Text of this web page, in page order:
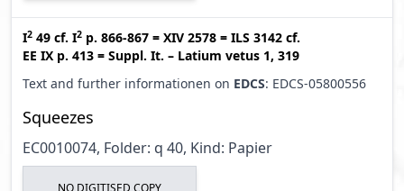
I2 49 cf. I2 p. 866-867 = XIV 2578 = ILS 3142 cf.
EE IX p. 413 = Suppl. It. – Latium vetus 1, 319
Text and further informationen on EDCS: EDCS-05800556
Squeezes
EC0010074, Folder: q 40, Kind: Papier
NO DIGITISED COPY